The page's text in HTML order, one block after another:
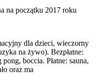
na początku 2017 roku
dla dzieci, wieczorny
na żywo). Bezpłatne:
boccia. Płatne: sauna,
oraz ma